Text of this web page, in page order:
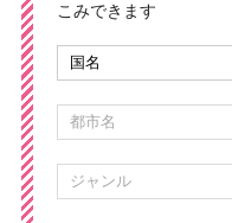
こみできます